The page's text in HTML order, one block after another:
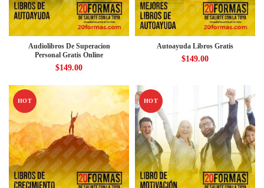
Audiolibros De Superacion
Personal Gratis Online
$149.00
Autoayuda Libros Gratis
$149.00
HOT HOT